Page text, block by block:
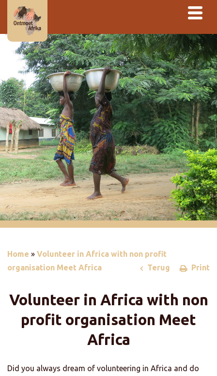
Home » Volunteer in Africa with non profit
organisation Meet Africa
Print
Terug
Volunteer in Africa with non
profit organisation Meet
Africa
Did you always dream of volunteering in Africa and do